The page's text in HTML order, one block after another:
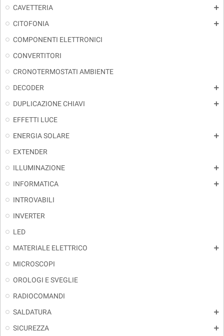
CAVETTERIA add
CITOFONIA add
COMPONENTI ELETTRONICI
CONVERTITORI
CRONOTERMOSTATI AMBIENTE
DECODER
add
DUPLICAZIONE CHIAVI add
EFFETTI LUCE
ENERGIA SOLARE
add
EXTENDER
ILLUMINAZIONE
add
INFORMATICA add
INTROVABILI
INVERTER
LED
MATERIALE ELETTRICO
add
MICROSCOPI
OROLOGI E SVEGLIE
RADIOCOMANDI
SALDATURA
add
SICUREZZA add